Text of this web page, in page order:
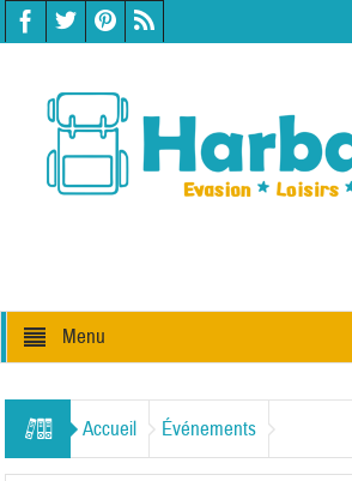
Menu
Accueil Événements